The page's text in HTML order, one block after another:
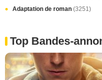
Adaptation de roman (3251)
Top Bandes-